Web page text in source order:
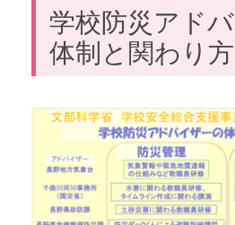
学校防災アド
体制と関わり方